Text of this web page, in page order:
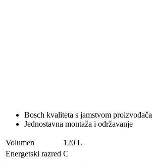
Bosch kvaliteta s jamstvom proizvođača
Jednostavna montaža i održavanje
Volumen
120 L
Energetski razred C